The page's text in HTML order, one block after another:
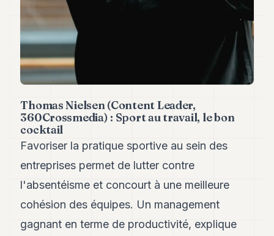
Andy
23
Andy
22
21
Andy
Andy
18
Andy
Andy
15
14
Andy
13
Andy
Thomas Nielsen (Content Leader,
360Crossmedia) : Sport au travail, le bon
cocktail
Favoriser la pratique sportive au sein des
entreprises permet de lutter contre
l'absentéisme et concourt à une meilleure
cohésion des équipes. Un management
gagnant en terme de productivité, explique